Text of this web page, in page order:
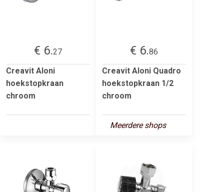
€ 6.27
Creavit Aloni
hoekstopkraan
chroom
€ 6.86
Creavit Aloni Quadro
hoekstopkraan 1/2
chroom
Meerdere shops